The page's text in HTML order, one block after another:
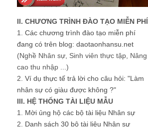
II. CHƯƠNG TRÌNH ĐÀO TẠO MIỄN PHÍ
1. Các chương trình đào tạo miễn phí
đang có trên blog: daotaonhansu.net
(Nghề Nhân sự, Sinh viên thực tập, Nâng
cao thu nhập ...)
2. Ví dụ thực tế trả lời cho câu hỏi: "Làm
nhân sự có giàu được không ?"
III. HỆ THỐNG TÀI LIỆU MẪU
1. Mời ủng hộ các bộ tài liệu Nhân sự
2. Danh sách 30 bộ tài liệu Nhân sự